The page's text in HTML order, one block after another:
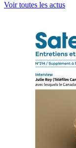
Voir toutes les actus